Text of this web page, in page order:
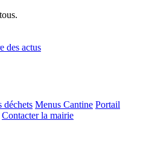
des actus
déchets Menus Cantine Portail
Contacter la mairie